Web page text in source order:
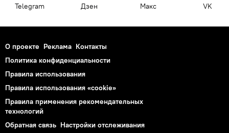
Telegram Дзен Макс VK
О проекте Реклама Контакты
Политика конфиденциальности
Правила использования
Правила использования «cookie»
Правила применения рекомендательных
технологий
Обратная связь Настройки отслеживания